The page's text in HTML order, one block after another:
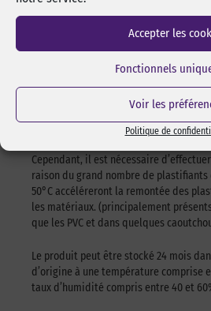
Accepter les
Fonctionnels
Voir les
Politique de
La température d’application idéale
trop froide (inférieure à 10°C) car il
adhérer correctement. Cependant,
Cependant, il est nécessaire
raison du grand nombre de plastifiants
50°C accéléreront la remontée des
les matériaux. (principalement
que les PVC et dans quelques
Le produit peut être stocké 24 mois
d’origine à une température comprise
taux d’humidité compris entre 40 et